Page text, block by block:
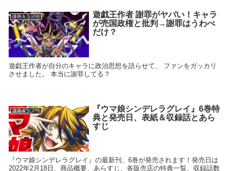
漫画＆ラノベ
遊戯王作者 謝罪がヤバい！キャラ
が売国政権と批判→謝罪はうわべ
だけ？
遊戯王作者が自分のキャラに政治思想を語らせて、 ファンをガッカリ
させました。 本当に謝罪してる？
漫画＆ラノベ
『ウマ娘シンデレラグレイ』6巻特
典と発売日、表紙＆収録話とあら
すじ
『ウマ娘シンデレラグレイ』の最新刊、6巻が発売されます！発売日は
2022年2月18日、商品概要、あらすじ、各販売店の特典一覧、収録話数